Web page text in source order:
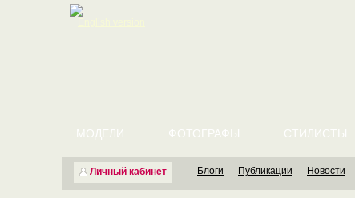
Личный кабинет
МОДЕЛИ ФОТОГРАФЫ СТИЛИСТЫ
Блоги Публикации Новости